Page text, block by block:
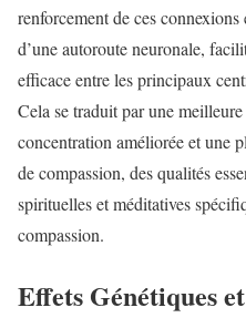
renforcement de ces
d’une autoroute neuronale,
efficace entre les principaux
Cela se traduit par une
concentration améliorée et une
de compassion, des qualités
spirituelles et méditatives
compassion.
Effets Génétiques